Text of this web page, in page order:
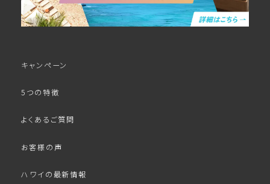
キャンペーン
5つの特徴
よくあるご質問
お客様の声
ハワイの最新情報